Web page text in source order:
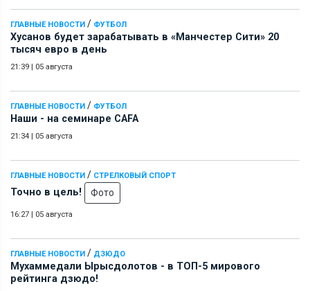
ГЛАВНЫЕ НОВОСТИ / ФУТБОЛ
Хусанов будет зарабатывать в «Манчестер Сити» 20
тысяч евро в день
21:39 | 05 августа
ГЛАВНЫЕ НОВОСТИ / ФУТБОЛ
Наши - на семинаре СAFA
21:34 | 05 августа
ГЛАВНЫЕ НОВОСТИ / СТРЕЛКОВЫЙ СПОРТ
Точно в цель! Фото
16:27 | 05 августа
ГЛАВНЫЕ НОВОСТИ / ДЗЮДО
Мухаммедали Ырысдолотов - в ТОП-5 мирового
рейтинга дзюдо!